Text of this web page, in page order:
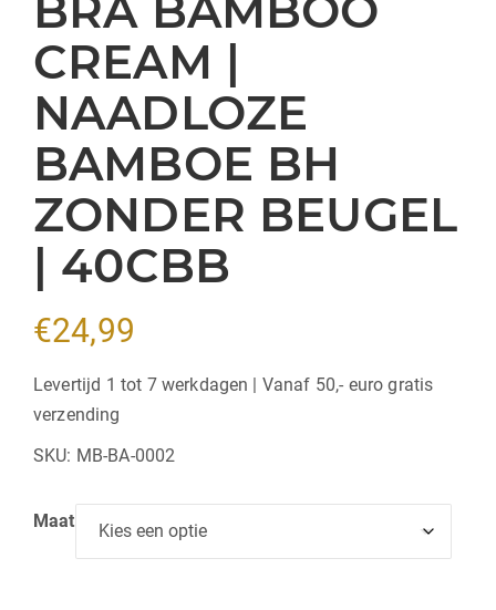
CREAM |
NAADLOZE
BAMBOE BH
ZONDER BEUGEL
| 40CBB
€24,99
Levertijd 1 tot 7 werkdagen | Vanaf 50,- euro gratis
verzending
SKU: MB-BA-0002
Maat